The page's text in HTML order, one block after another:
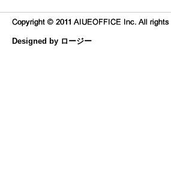
Designed by ロージー